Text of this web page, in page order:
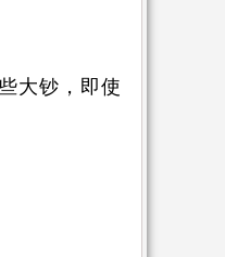
大钞，即使